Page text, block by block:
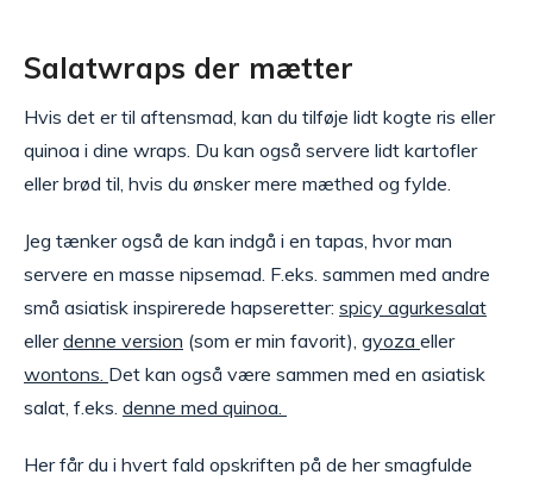
Salatwraps der mætter
Hvis det er til aftensmad, kan du tilføje lidt kogte ris eller
quinoa i dine wraps. Du kan også servere lidt kartofler
eller brød til, hvis du ønsker mere mæthed og fylde.
Jeg tænker også de kan indgå i en tapas, hvor man
servere en masse nipsemad. F.eks. sammen med andre
små asiatisk inspirerede hapseretter: spicy agurkesalat
ellerdenne version (som er min favorit), gyoza eller
wontons. Det kan også være sammen med en asiatisk
salat, f.eks. denne med quinoa.
Her får du i hvert fald opskriften på de her smagfulde